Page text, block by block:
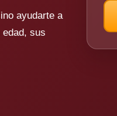
ayudarte a
sus